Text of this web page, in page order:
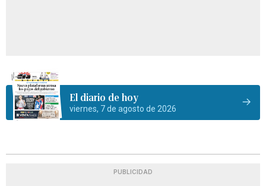
El diario de hoy
viernes, 7 de agosto de 2026
PUBLICIDAD